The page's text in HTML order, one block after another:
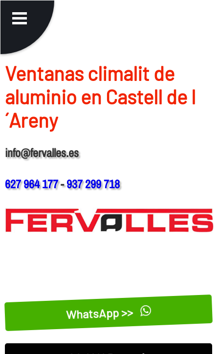
Ventanas climalit de
aluminio en Castell de l
´Areny
info@fervalles.es
627 964 177-937 299 718
WhatsApp >>